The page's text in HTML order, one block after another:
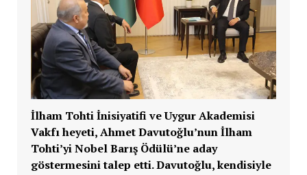
İlham Tohti İnisiyatifi ve Uygur Akademisi
Vakfı heyeti, Ahmet Davutoğlu’nun İlham
Tohti’yi Nobel Barış Ödülü’ne aday
göstermesini talep etti. Davutoğlu, kendisiyle